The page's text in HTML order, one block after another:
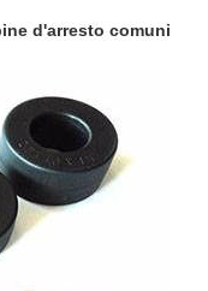
d'arresto comuni